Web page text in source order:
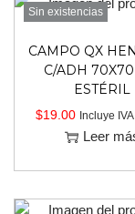
Sin existencias
CAMPO QX
C/ADH
ESTÉRIL
$19.00 Incluye
Leer